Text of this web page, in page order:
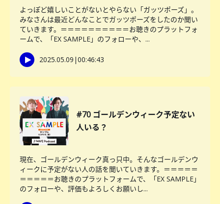
よっぽど嬉しいことがないとやらない「ガッツポーズ」。
みなさんは最近どんなことでガッツポーズをしたのか聞い
ていきます。＝＝＝＝＝＝＝＝＝＝お聴きのプラットフォ
ームで、「EX SAMPLE」のフォローや、...
2025.05.09 |00:46:43
#70 ゴールデンウィーク予定ない
人いる？
現在、ゴールデンウィーク真っ只中。そんなゴールデンウ
ィークに予定がない人の話を聞いていきます。＝＝＝＝＝
＝＝＝＝＝お聴きのプラットフォームで、「EX SAMPLE」
のフォローや、評価もよろしくお願いし...